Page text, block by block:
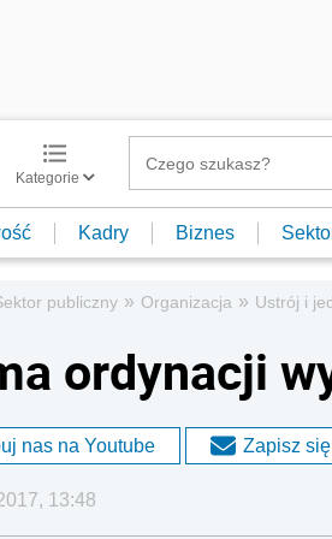
Kategorie
Kadry Biznes
publiczny » Organizacja » Ustrój i
ordynacji
nas na Youtube Zapisz
13:48